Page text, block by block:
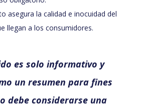
asegura la calidad e inocuidad del
llegan a los consumidores.
es solo informativo y
un resumen para fines
debe considerarse una